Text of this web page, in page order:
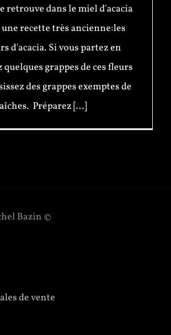
retrouve dans le miel d'acacia
une recette très ancienne:les
d'acacia. Si vous partez en
grappes de ces fleurs
des grappes exemptes de
Préparez [...]
Bazin ©
de vente